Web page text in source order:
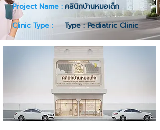
Project Name : คลินิกบ้านหมอเด็ก
Clinic Type :
Type : Pediatric Clinic